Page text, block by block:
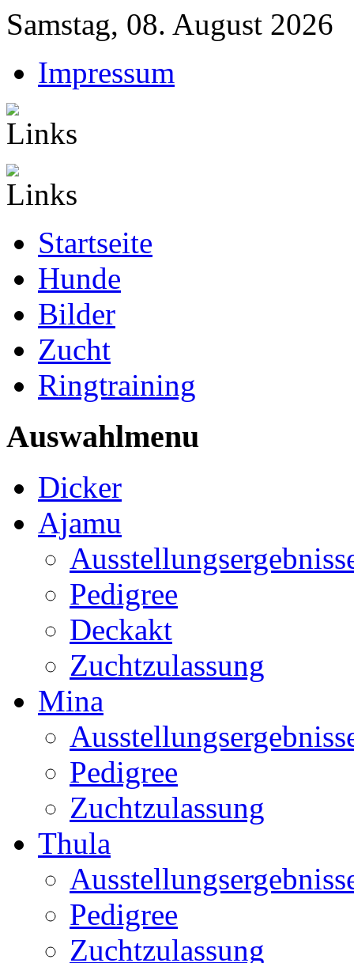
Samstag, 08. August 2026
Impressum
Startseite
Hunde
Bilder
Zucht
Ringtraining
Auswahlmenu
Dicker
Ajamu
Pedigree
Deckakt
Zuchtzulassung
Mina
Pedigree
Zuchtzulassung
Thula
Pedigree
Zuchtzulassung